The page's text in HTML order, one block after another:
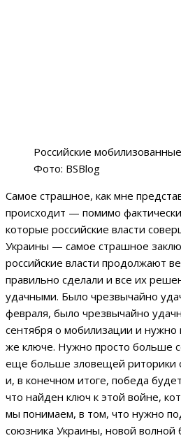
Российские
Фото: BSBlog
Самое страшное, как мне
происходит — помимо
которые российские власти
Украины — самое страшное
российские власти продолжают
правильно сделали и все их
удачными. Было чрезвычайно
февраля, было чрезвычайно
сентября о мобилизации и
же ключе. Нужно просто больше
еще больше зловещей риторики
и, в конечном итоге, победа
что найден ключ к этой войне,
мы понимаем, в том, что нужно
союзника Украины, новой волной